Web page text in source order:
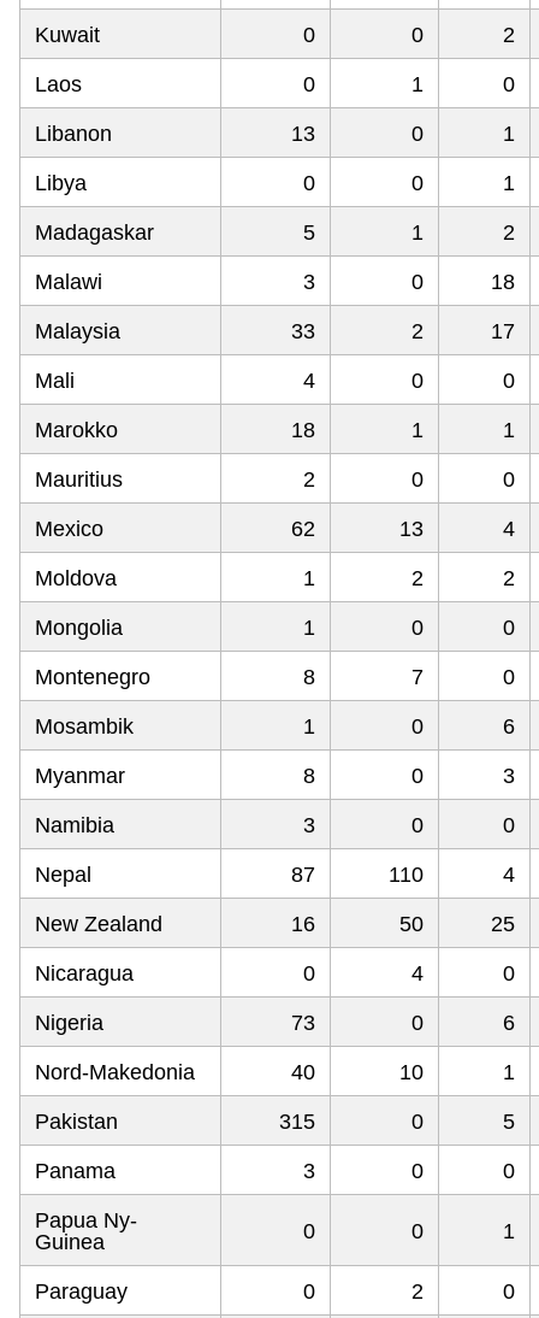
Kuwait 0 0 2
Laos 0 1 0
Libanon 13 0 1
Libya 0 0 1
Madagaskar 5 1 2
Malawi 3 0 18
Malaysia 33 2 17
Mali 4 0 0
Marokko 18 1 1
Mauritius 2 0 0
Mexico 62 13 4
Moldova 1 2 2
Mongolia 1 0 0
Montenegro 8 7 0
Mosambik 1 0 6
Myanmar 8 0 3
Namibia 3 0 0
Nepal 87 110 4
New Zealand 16 50 25
Nicaragua 0 4 0
Nigeria 73 0 6
Nord-Makedonia 40 10 1
Pakistan 315 0 5
Panama 3 0 0
Papua Ny-
Guinea
0 0 1
Paraguay 0 2 0